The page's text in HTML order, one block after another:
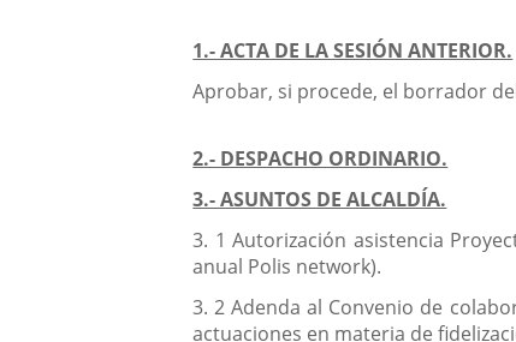
1.- ACTA DE LA SESIÓN ANTERIOR.
Aprobar, si procede, el borrador
2.- DESPACHO ORDINARIO.
3.- ASUNTOS DE ALCALDÍA.
3. 1 Autorización asistencia
anual Polis network).
3. 2 Adenda al Convenio de
actuaciones en materia de